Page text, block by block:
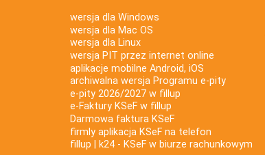
wersja dla Windows
wersja dla Mac OS
wersja dla Linux
wersja PIT przez internet online
aplikacje mobilne Android, iOS
archiwalna wersja Programu e-pity
e-pity 2026/2027 w fillup
e‑Faktury KSeF w fillup
Darmowa faktura KSeF
firmly aplikacja KSeF na telefon
fillup | k24 - KSeF w biurze rachunkowym